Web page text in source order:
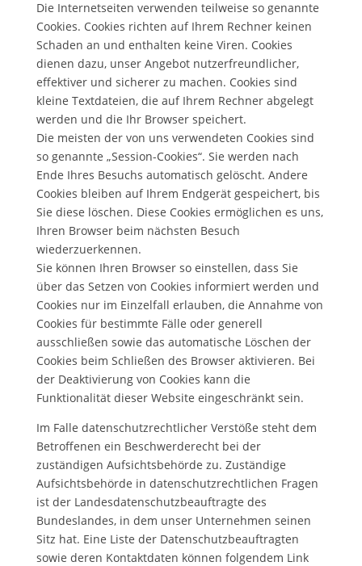
Die Internetseiten verwenden teilweise so genannte
Cookies. Cookies richten auf Ihrem Rechner keinen
Schaden an und enthalten keine Viren. Cookies
dienen dazu, unser Angebot nutzerfreundlicher,
effektiver und sicherer zu machen. Cookies sind
kleine Textdateien, die auf Ihrem Rechner abgelegt
werden und die Ihr Browser speichert.
Die meisten der von uns verwendeten Cookies sind
so genannte „Session-Cookies“. Sie werden nach
Ende Ihres Besuchs automatisch gelöscht. Andere
Cookies bleiben auf Ihrem Endgerät gespeichert, bis
Sie diese löschen. Diese Cookies ermöglichen es uns,
Ihren Browser beim nächsten Besuch
wiederzuerkennen.
Sie können Ihren Browser so einstellen, dass Sie
über das Setzen von Cookies informiert werden und
Cookies nur im Einzelfall erlauben, die Annahme von
Cookies für bestimmte Fälle oder generell
ausschließen sowie das automatische Löschen der
Cookies beim Schließen des Browser aktivieren. Bei
der Deaktivierung von Cookies kann die
Funktionalität dieser Website eingeschränkt sein.
Im Falle datenschutzrechtlicher Verstöße steht dem
Betroffenen ein Beschwerderecht bei der
zuständigen Aufsichtsbehörde zu. Zuständige
Aufsichtsbehörde in datenschutzrechtlichen Fragen
ist der Landesdatenschutzbeauftragte des
Bundeslandes, in dem unser Unternehmen seinen
Sitz hat. Eine Liste der Datenschutzbeauftragten
sowie deren Kontaktdaten können folgendem Link